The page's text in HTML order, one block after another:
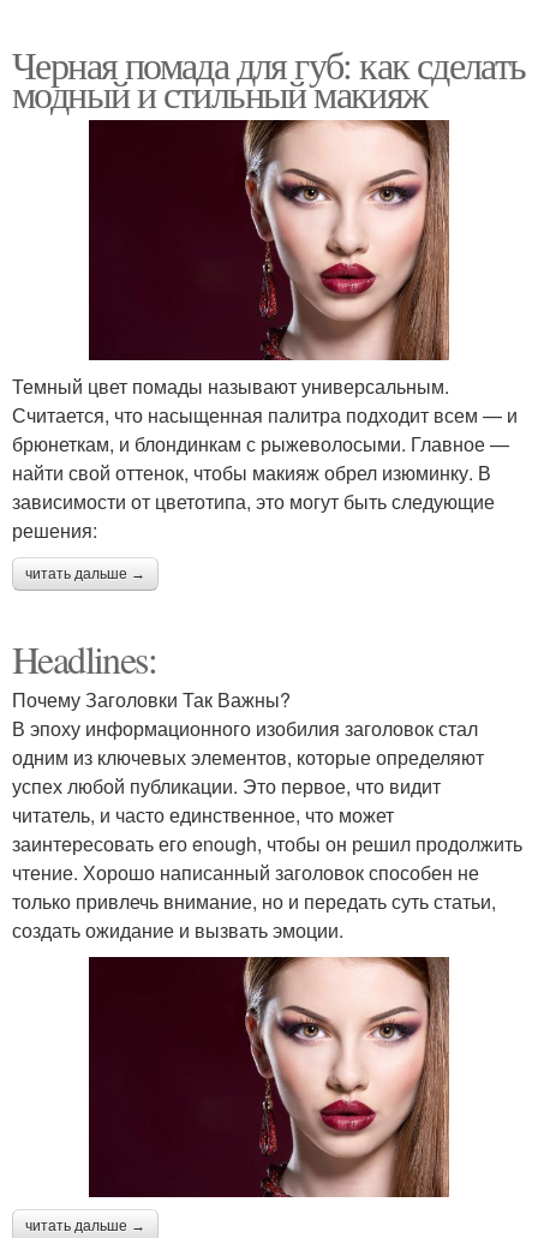
Черная помада для губ: как сделать
модный и стильный макияж
Темный цвет помады называют универсальным.
Считается, что насыщенная палитра подходит всем — и
брюнеткам, и блондинкам с рыжеволосыми. Главное —
найти свой оттенок, чтобы макияж обрел изюминку. В
зависимости от цветотипа, это могут быть следующие
решения:
читать дальше →
Headlines:
Почему Заголовки Так Важны?
В эпоху информационного изобилия заголовок стал
одним из ключевых элементов, которые определяют
успех любой публикации. Это первое, что видит
читатель, и часто единственное, что может
заинтересовать его enough, чтобы он решил продолжить
чтение. Хорошо написанный заголовок способен не
только привлечь внимание, но и передать суть статьи,
создать ожидание и вызвать эмоции.
читать дальше →